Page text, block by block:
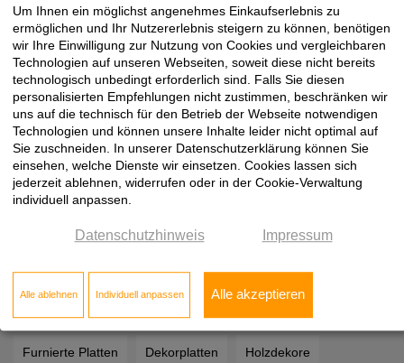
Biegesperrholz Pappelsperrholz
Furnierte Spanplatten nach Maß Spanplatten
Siebdruckplatten Resopal Platten
Schichtstoffplatten Preise Sandwichplatte
Resopal Preise Nischenrückwände MDF durchgefärbt
Furnierte Platten Dekorplatten Holzdekore
Um Ihnen ein möglichst angenehmes Einkaufserlebnis zu
ermöglichen und Ihr Nutzererlebnis steigern zu können, benötigen
wir Ihre Einwilligung zur Nutzung von Cookies und vergleichbaren
Technologien auf unseren Webseiten, soweit diese nicht bereits
technologisch unbedingt erforderlich sind. Falls Sie diesen
personalisierten Empfehlungen nicht zustimmen, beschränken wir
uns auf die technisch für den Betrieb der Webseite notwendigen
Technologien und können unsere Inhalte leider nicht optimal auf
Sie zuschneiden. In unserer Datenschutzerklärung können Sie
einsehen, welche Dienste wir einsetzen. Cookies lassen sich
jederzeit ablehnen, widerrufen oder in der Cookie-Verwaltung
individuell anpassen.
Datenschutzhinweis Impressum
Alle ablehnen Individuell anpassen Alle akzeptieren